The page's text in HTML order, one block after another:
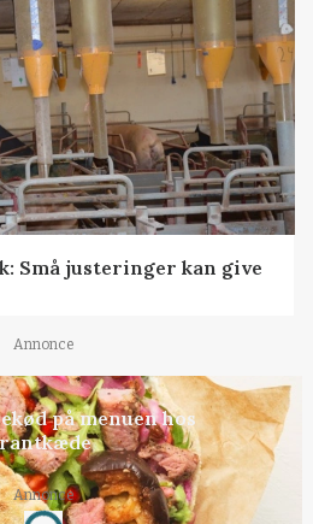
Små justeringer kan give
Annonce
på menuen hos
Annonce